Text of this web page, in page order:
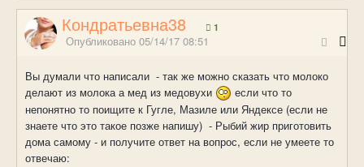
Кондратьевна38 1
Опубликовано 05/14/17 08:51
Вы думали что написали - так же можно сказать что молоко
делают из молока а мед из медовухи
если что то
непонятно то поищите к Гугле, Мазиле или Яндексе (если не
знаете что это такое позже напишу) - Рыбий жир приготовить
дома самому - и получите ответ на вопрос, если не умеете то
отвечаю: